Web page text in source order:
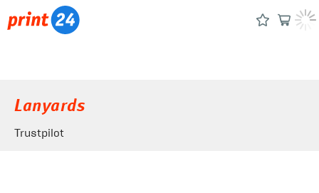
Lanyards
Trustpilot